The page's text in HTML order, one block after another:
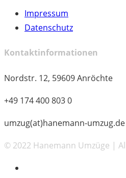
Impressum
Datenschutz
Kontaktinformationen
Nordstr. 12, 59609 Anröchte
+49 174 400 803 0
umzug(at)hanemann-umzug.de
© 2022 Hanemann Umzüge |